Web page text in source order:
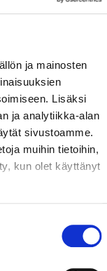
ja mainosten
Lisäksi
ja analytiikka-alan
sivustoamme.
muihin tietoihin,
kun olet käyttänyt
HUOMENNA TI
MEET&GREET
– jatkoa